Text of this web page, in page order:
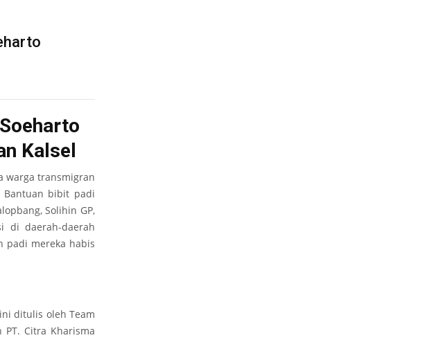
Kalsel
warga transmigran
Bantuan bibit padi
Solihin GP,
di daerah-daerah
padi mereka habis
ditulis oleh Team
Citra Kharisma